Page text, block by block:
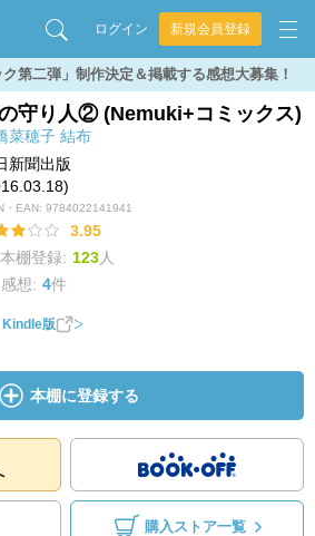
ログイン 新規会員登録
ク第二弾」制作決定＆掲載する感想大募集！
守り人② (Nemuki+コミックス)
菜穂子 結布
新聞出版
・EAN: 9784022141941
3.95
本棚登録: 123人
感想: 4件
Kindle版
本棚に登録する
購入ストア一覧